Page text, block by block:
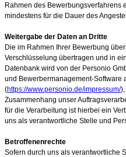
Rahmen des Bewerbungsverfahrens
mindestens für die Dauer des
Weitergabe der Daten an Dritte
Die im Rahmen Ihrer Bewerbung
Verschlüsselung übertragen und in
Datenbank wird von der Personio
und Bewerbermanagement-Software
(https://www.personio.de/impressum/
Zusammenhang unser
für die Verarbeitung ist hierbei ein
uns als verantwortliche Stelle und
Betroffenenrechte
Sofern durch uns als verantwortliche